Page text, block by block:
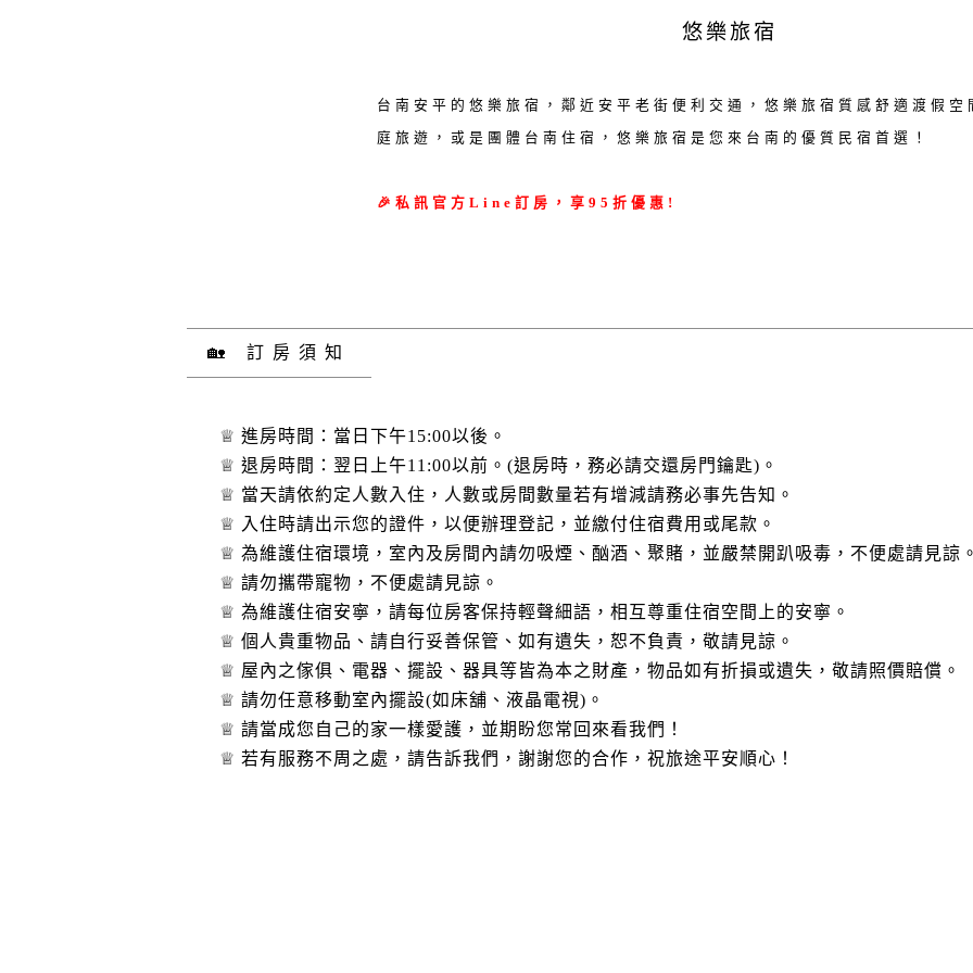
悠樂旅宿
台南安平的悠樂旅宿，鄰近安平老街便利交通，悠樂旅宿質感舒適渡假空
庭旅遊，或是團體台南住宿，悠樂旅宿是您來台南的優質民宿首選！
🎉私訊官方Line訂房，享95折優惠!
🏡 訂房須知
♕ 進房時間：當日下午15:00以後。
♕ 退房時間：翌日上午11:00以前。(退房時，務必請交還房門鑰匙)。
♕ 當天請依約定人數入住，人數或房間數量若有增減請務必事先告知。
♕ 入住時請出示您的證件，以便辦理登記，並繳付住宿費用或尾款。
♕ 為維護住宿環境，室內及房間內請勿吸煙、酗酒、聚賭，並嚴禁開趴吸毒，不便處請見諒。
♕ 請勿攜帶寵物，不便處請見諒。
♕ 為維護住宿安寧，請每位房客保持輕聲細語，相互尊重住宿空間上的安寧。
♕ 個人貴重物品、請自行妥善保管、如有遺失，恕不負責，敬請見諒。
♕ 屋內之傢俱、電器、擺設、器具等皆為本之財產，物品如有折損或遺失，敬請照價賠償。
♕ 請勿任意移動室內擺設(如床舖、液晶電視)。
♕ 請當成您自己的家一樣愛護，並期盼您常回來看我們！
♕ 若有服務不周之處，請告訴我們，謝謝您的合作，祝旅途平安順心！